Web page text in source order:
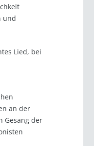
und
Lied, bei
an der
Gesang der